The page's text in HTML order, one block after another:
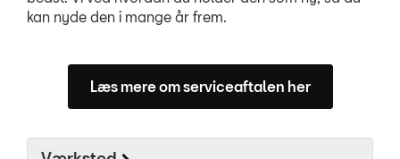
kan nyde den i mange år frem.
Læs mere om serviceaftalen her